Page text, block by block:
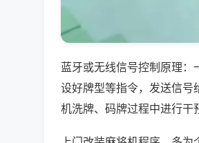
蓝牙或无线信号控制原理
设好牌型等指令，发送信号
机洗牌、码牌过程中进行干